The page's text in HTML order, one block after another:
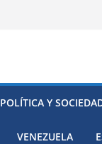
POLÍTICA Y
VENEZUELA